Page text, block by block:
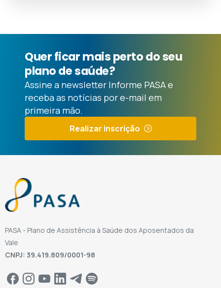
Querficarmaispertodoseu
planodesaúde?
Assine a newsletter Informe PASA e
receba as notícias por e-mail em
primeira mão.
Realizar inscrição
PASA - Plano de Assistência à Saúde dos Aposentados da
Vale
CNPJ: 39.419.809/0001-98